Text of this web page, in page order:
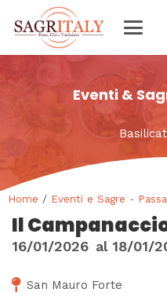
Eventi &
Home / Eventi e Sagre -
Il
16/01/2026 al 18/01/
San Mauro Forte